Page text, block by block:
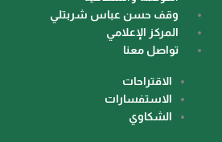
وقف حسن عباس شربتلي
المركز الإعلامي
تواصل معنا
الاقتراحات
الاستفسارات
الشكاوي
الصفحة الرئيسية
المؤسسة في سطور
التقارير والإنجازات
الحوكمة والشفافية